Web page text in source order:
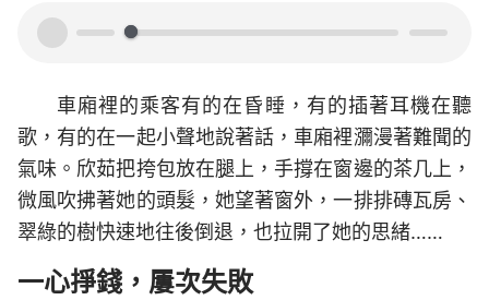
00:00 00:00
車廂裡的乘客有的在昏睡，有的插著耳機在聽
歌，有的在一起小聲地說著話，車廂裡瀰漫著難聞的
氣味。欣茹把挎包放在腿上，手撐在窗邊的茶几上，
微風吹拂著她的頭髮，她望著窗外，一排排磚瓦房、
翠綠的樹快速地往後倒退，也拉開了她的思緒……
一心掙錢，屢次失敗